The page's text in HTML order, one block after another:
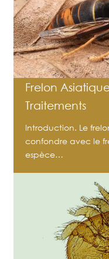
Frelon
Traitements
Introduction. Le
confondre avec le
espèce…